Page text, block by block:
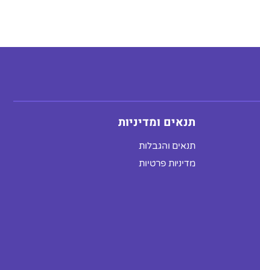
תנאים ומדיניות
תנאים והגבלות
מדיניות פרטיות